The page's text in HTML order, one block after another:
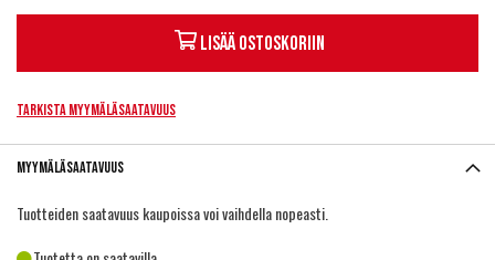
Lisää ostoskoriin
Tarkista myymäläsaatavuus
Myymäläsaatavuus
Tuotteiden saatavuus kaupoissa voi vaihdella nopeasti.